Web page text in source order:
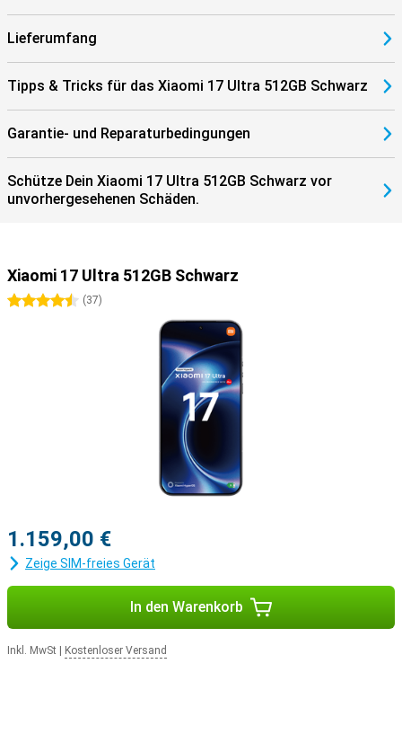
Lieferumfang
Tipps & Tricks für das Xiaomi 17 Ultra 512GB Schwarz
Garantie- und Reparaturbedingungen
Schütze Dein Xiaomi 17 Ultra 512GB Schwarz vor
unvorhergesehenen Schäden.
Xiaomi 17 Ultra 512GB Schwarz
4.5 Sterne
(37)
1.159,00 €
Zeige SIM-freies Gerät
In den Warenkorb
Inkl. MwSt Kostenloser Versand